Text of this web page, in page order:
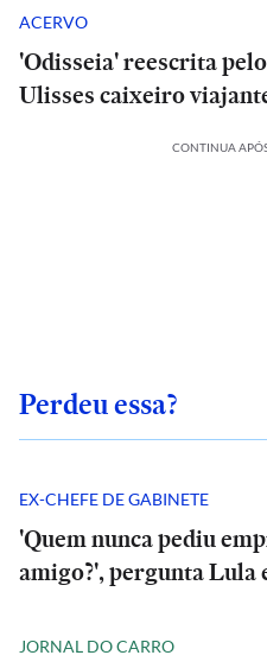
ACERVO
'Odisseia' reescrita
Ulisses caixeiro
CONTINUA
Perdeu essa?
EX-CHEFE DE GABINETE
'Quem nunca pediu
amigo?', pergunta Lula
JORNAL DO CARRO